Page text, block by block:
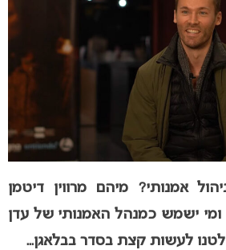
אמנותי? מיהם מרווין דיטמן
ומי ישמש כמנהל האמנותי של עדן
לעשות קצת בסדר בבלאגן...